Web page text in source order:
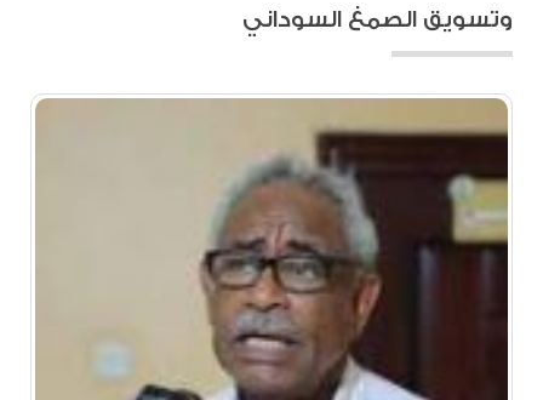
وتسويق الصمغ السوداني